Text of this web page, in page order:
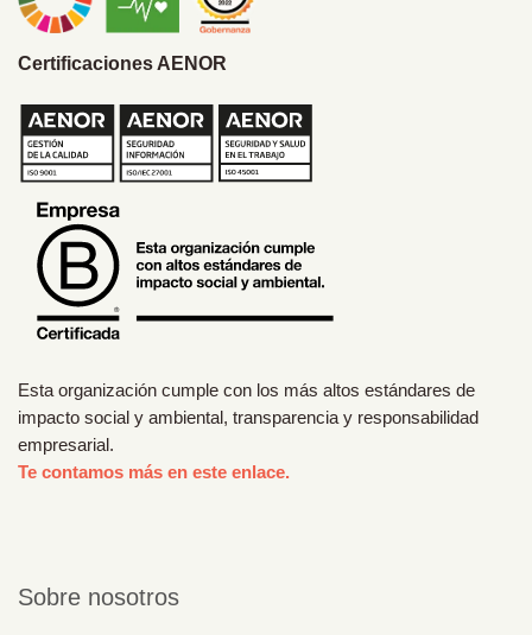
Certificaciones AENOR
Esta organización cumple con los más altos estándares de
impacto social y ambiental, transparencia y responsabilidad
empresarial.
Te contamos más en este enlace.
Sobre nosotros